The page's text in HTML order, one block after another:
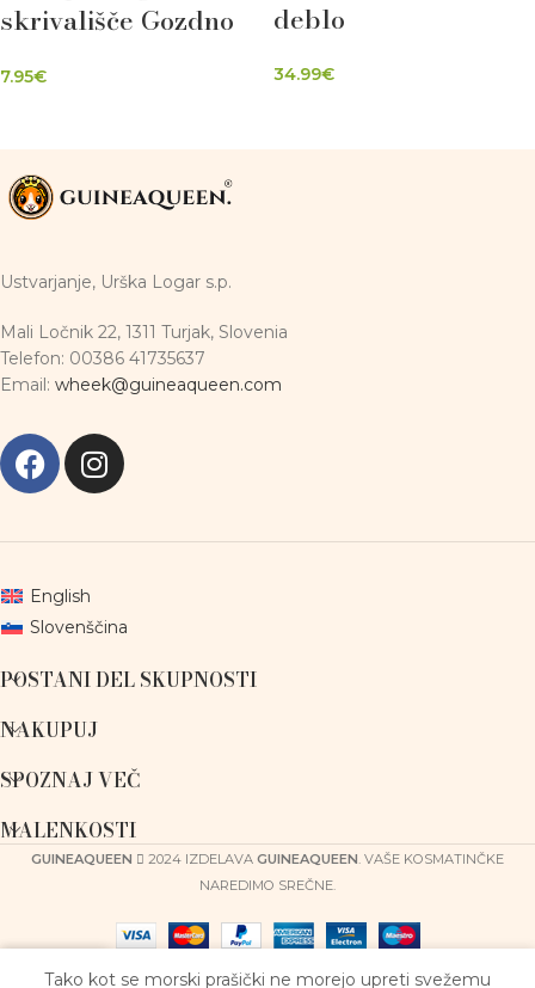
skrivališče Gozdno
7.95€
deblo
34.99€
Ustvarjanje, Urška Logar s.p.
Mali Ločnik 22, 1311 Turjak, Slovenia
Telefon: 00386 41735637
Email: wheek@guineaqueen.com
English
Slovenščina
POSTANI DEL SKUPNOSTI
NAKUPUJ
SPOZNAJ VEČ
MALENKOSTI
GUINEAQUEEN 2024 IZDELAVA GUINEAQUEEN. VAŠE KOSMATINČKE
NAREDIMO SREČNE.
Tako kot se morski prašički ne morejo upreti svežemu